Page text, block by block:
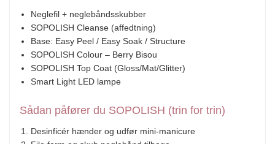
Neglefil + neglebåndsskubber
SOPOLISH Cleanse (affedtning)
Base: Easy Peel / Easy Soak / Structure
SOPOLISH Colour – Berry Bisou
SOPOLISH Top Coat (Gloss/Mat/Glitter)
Smart Light LED lampe
Sådan påfører du SOPOLISH (trin for trin)
Desinficér hænder og udfør mini-manicure